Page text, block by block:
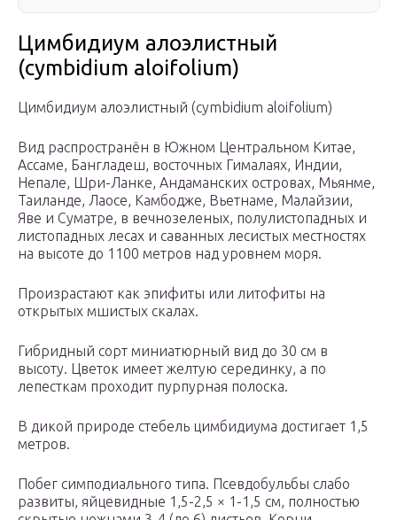
Цимбидиум алоэлистный
(cymbidium aloifolium)
Цимбидиум алоэлистный (cymbidium aloifolium)
Вид распространён в Южном Центральном Китае,
Ассаме, Бангладеш, восточных Гималаях, Индии,
Непале, Шри-Ланке, Андаманских островах, Мьянме,
Таиланде, Лаосе, Камбодже, Вьетнаме, Малайзии,
Яве и Суматре, в вечнозеленых, полулистопадных и
листопадных лесах и саванных лесистых местностях
на высоте до 1100 метров над уровнем моря.
Произрастают как эпифиты или литофиты на
открытых мшистых скалах.
Гибридный сорт миниатюрный вид до 30 см в
высоту. Цветок имеет желтую серединку, а по
лепесткам проходит пурпурная полоска.
В дикой природе стебель цимбидиума достигает 1,5
метров.
Побег симподиального типа. Псевдобульбы слабо
развиты, яйцевидные 1,5-2,5 × 1-1,5 см, полностью